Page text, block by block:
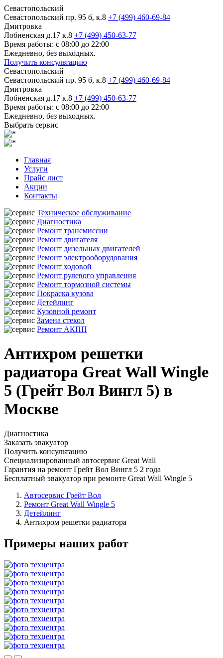
Севастопольский
Севастопольский пр. 95 б, к.8 +7 (499) 460-69-84
Дмитровка
Лобненская д.17 к.8 +7 (499) 450-63-77
Время работы: с 08:00 до 22:00
Ежедневно, без выходных.
Получить консультацию
Севастопольский
Севастопольский пр. 95 б, к.8 +7 (499) 460-69-84
Дмитровка
Лобненская д.17 к.8 +7 (499) 450-63-77
Время работы: с 08:00 до 22:00
Ежедневно, без выходных.
Выбрать сервис
Главная
Услуги
Прайс лист
Акции
Контакты
Техническое обслуживание
Диагностика
Ремонт трансмиссии
Ремонт двигателя
Ремонт дизельных двигателей
Ремонт электрооборудования
Ремонт ходовой
Ремонт рулевого управления
Ремонт тормозной системы
Покраска кузова
Детейлинг
Кузовной ремонт
Замена стекол
Ремонт АКПП
Антихром решетки
радиатора Great Wall Wingle
5 (Грейт Вол Вингл 5) в
Москве
Диагностика
Заказать эвакуатор
Получить консультацию
Специализированный автосервис Great Wall
Гарантия на ремонт Грейт Вол Вингл 5 2 года
Бесплатный эвакуатор при ремонте Great Wall Wingle 5
Автосервис Грейт Вол
Ремонт Great Wall Wingle 5
Детейлинг
Антихром решетки радиатора
Примеры наших работ